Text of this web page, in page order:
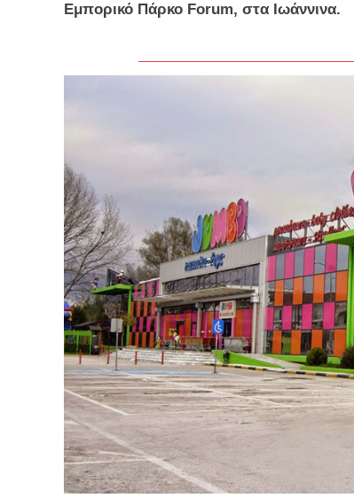
Εμπορικό Πάρκο Forum, στα Ιωάννινα.